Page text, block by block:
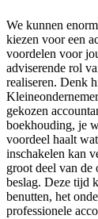
We kunnen
kiezen voor een
voordelen voor
adviserende rol
realiseren. Denk
gekozen
boekhouding, je
voordeel haalt
inschakelen kan
groot deel van de
beslag. Deze tijd
benutten, het
professionele